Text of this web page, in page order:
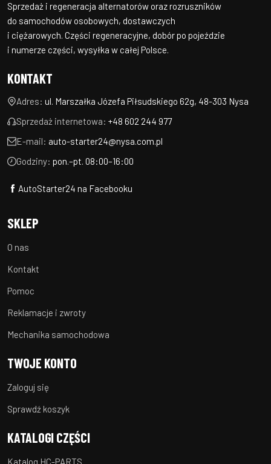
Sprzedaż i regeneracja alternatorów oraz rozruszników
do samochodów osobowych, dostawczych
i ciężarowych. Części regeneracyjne, dobór po pojeździe
i numerze części, wysyłka w całej Polsce.
KONTAKT
Adres: ul. Marszałka Józefa Piłsudskiego 62g, 48-303 Nysa
Sprzedaż internetowa: +48 602 244 977
E-mail: auto-starter24@nysa.com.pl
Godziny: pon.–pt. 08:00–16:00
AutoStarter24 na Facebooku
SKLEP
O nas
Kontakt
Pomoc
Reklamacje i zwroty
Mechanika samochodowa
TWOJE KONTO
Zaloguj się
Sprawdź koszyk
KATALOGI CZĘŚCI
Katalog HC-PARTS